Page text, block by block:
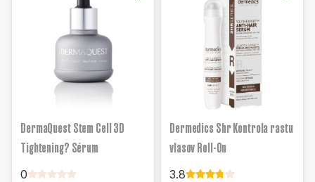
DermaQuest Stem Cell 3D
Tightening? Sérum
0
Dermedics Shr Kontrola rastu
vlasov Roll-On
3.8